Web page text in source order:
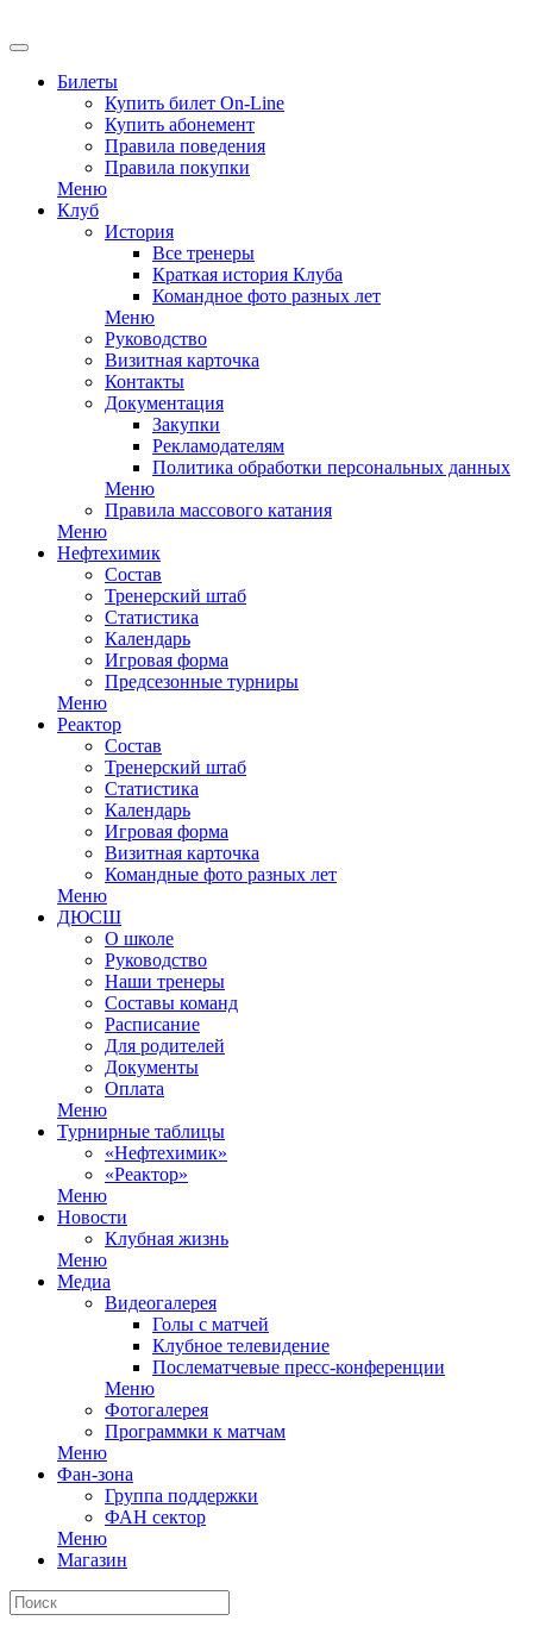
Билеты
Купить билет On-Line
Купить абонемент
Правила поведения
Правила покупки
Меню
Клуб
История
Все тренеры
Краткая история Клуба
Командное фото разных лет
Меню
Руководство
Визитная карточка
Контакты
Документация
Закупки
Рекламодателям
Политика обработки персональных данных
Меню
Правила массового катания
Меню
Нефтехимик
Состав
Тренерский штаб
Статистика
Календарь
Игровая форма
Предсезонные турниры
Меню
Реактор
Состав
Тренерский штаб
Статистика
Календарь
Игровая форма
Визитная карточка
Командные фото разных лет
Меню
ДЮСШ
О школе
Руководство
Наши тренеры
Составы команд
Расписание
Для родителей
Документы
Оплата
Меню
Турнирные таблицы
«Нефтехимик»
«Реактор»
Меню
Новости
Клубная жизнь
Меню
Медиа
Видеогалерея
Голы с матчей
Клубное телевидение
Послематчевые пресс-конференции
Меню
Фотогалерея
Программки к матчам
Меню
Фан-зона
Группа поддержки
ФАН сектор
Меню
Магазин